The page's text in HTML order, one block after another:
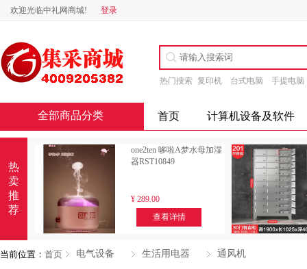
欢迎光临中礼网商城! 登录
热门搜索 复印机 台式电脑 手提电脑
全部商品分类 首页 计算机设备及软件
热
卖
推
荐
one2ten 哆啦A梦水母加湿
器RST10849
¥ 289.00
查看详情
当前位置： 首页 电气设备 生活用电器 通风机